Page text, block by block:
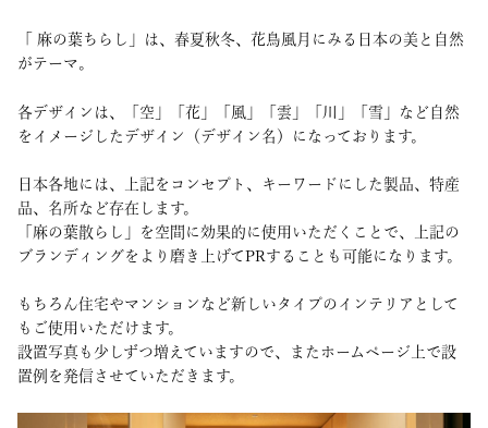
「 麻の葉ちらし」は、春夏秋冬、花鳥風月にみる日本の美と自然
がテーマ。
各デザインは、「空」「花」「風」「雲」「川」「雪」など自然
をイメージしたデザイン（デザイン名）になっております。
日本各地には、上記をコンセプト、キーワードにした製品、特産
品、名所など存在します。
「麻の葉散らし」を空間に効果的に使用いただくことで、上記の
ブランディングをより磨き上げてPRすることも可能になります。
もちろん住宅やマンションなど新しいタイプのインテリアとして
もご使用いただけます。
設置写真も少しずつ増えていますので、またホームページ上で設
置例を発信させていただきます。